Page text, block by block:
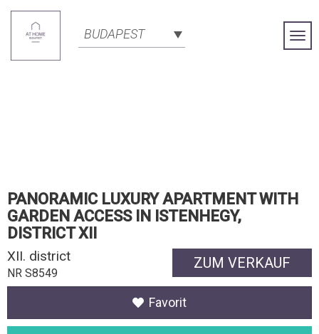
BUDAPEST
PANORAMIC LUXURY APARTMENT WITH
GARDEN ACCESS IN ISTENHEGY,
DISTRICT XII
ZUM VERKAUF
XII. district
NR S8549
Favorit